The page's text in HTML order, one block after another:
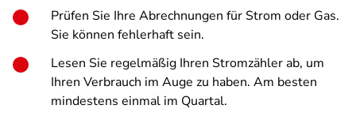
Prüfen Sie Ihre Abrechnungen für Strom oder Gas.
Sie können fehlerhaft sein.
Lesen Sie regelmäßig Ihren Stromzähler ab, um
Ihren Verbrauch im Auge zu haben. Am besten
mindestens einmal im Quartal.